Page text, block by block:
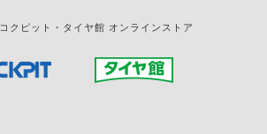
コクピット・タイヤ館 オンラインストア